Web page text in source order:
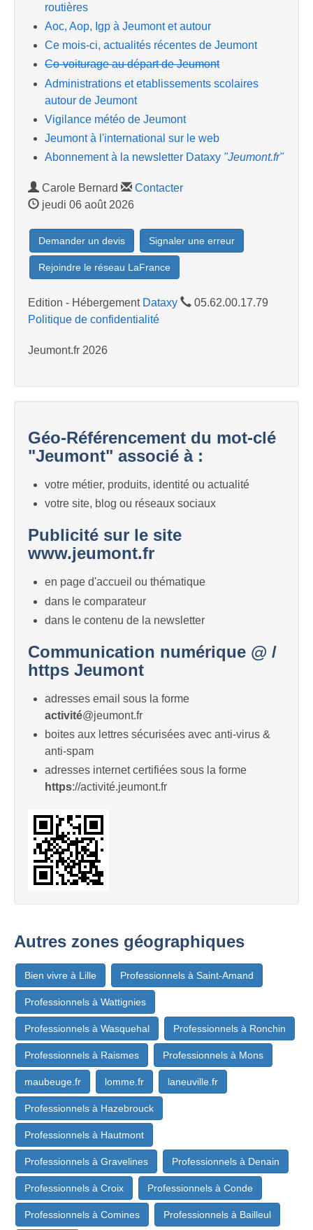
routières
Aoc, Aop, Igp à Jeumont et autour
Ce mois-ci, actualités récentes de Jeumont
Co-voiturage au départ de Jeumont
Administrations et etablissements scolaires
autour de Jeumont
Vigilance météo de Jeumont
Jeumont à l'international sur le web
Abonnement à la newsletter Dataxy "Jeumont.fr"
Carole Bernard
Contacter
jeudi 06 août 2026
Demander un devis Signaler une erreur
Rejoindre le réseau LaFrance
Edition - Hébergement Dataxy
05.62.00.17.79
Politique de confidentialité
Jeumont.fr 2026
Géo-Référencement du mot-clé
"Jeumont" associé à :
votre métier, produits, identité ou actualité
votre site, blog ou réseaux sociaux
Publicité sur le site
www.jeumont.fr
en page d'accueil ou thématique
dans le comparateur
dans le contenu de la newsletter
Communication numérique @ /
https Jeumont
adresses email sous la forme
activité@jeumont.fr
boites aux lettres sécurisées avec anti-virus &
anti-spam
adresses internet certifiées sous la forme
https://activité.jeumont.fr
Autres zones géographiques
Bien vivre à Lille Professionnels à Saint-Amand
Professionnels à Wattignies
Professionnels à Wasquehal Professionnels à Ronchin
Professionnels à Raismes Professionnels à Mons
maubeuge.fr lomme.fr laneuville.fr
Professionnels à Hazebrouck
Professionnels à Hautmont
Professionnels à Gravelines Professionnels à Denain
Professionnels à Croix Professionnels à Conde
Professionnels à Comines Professionnels à Bailleul